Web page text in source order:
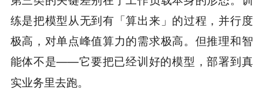
练是把模型从无到有「算出来」的过程，并行度
极高，对单点峰值算力的需求极高。但推理和智
能体不是——它要把已经训好的模型，部署到真
实业务里去跑。